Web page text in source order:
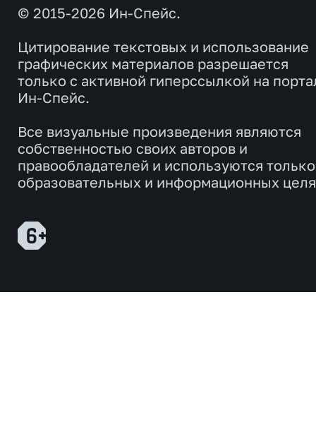
© 2015-2026 Ин-Спейс.
Цитирование текстовых и использование
графических материалов разрешается
только с активной гиперссылкой на
Ин-Спейс.
Все визуальные произведения являются
собственностью своих авторов и
правообладателей и используются
образовательных и информационных